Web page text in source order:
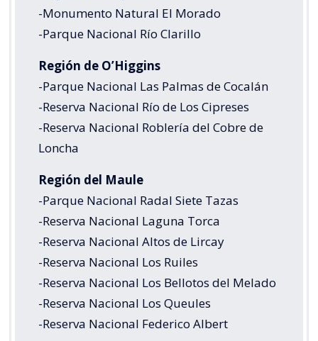
-Monumento Natural El Morado
-Parque Nacional Río Clarillo
Región de O’Higgins
-Parque Nacional Las Palmas de Cocalán
-Reserva Nacional Río de Los Cipreses
-Reserva Nacional Roblería del Cobre de
Loncha
Región del Maule
-Parque Nacional Radal Siete Tazas
-Reserva Nacional Laguna Torca
-Reserva Nacional Altos de Lircay
-Reserva Nacional Los Ruiles
-Reserva Nacional Los Bellotos del Melado
-Reserva Nacional Los Queules
-Reserva Nacional Federico Albert